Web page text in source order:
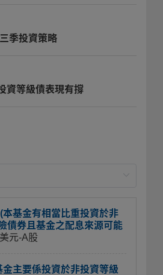
季投資策略
資等級債表現有撐
(本基金有相當比重投資於非
債券且基金之配息來源可能
元-A股
金主要係投資於非投資等級